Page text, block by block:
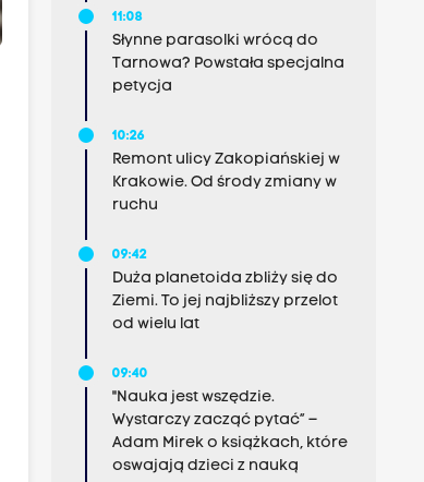
11:08
Słynne parasolki wrócą do
Tarnowa? Powstała specjalna
petycja
10:26
Remont ulicy Zakopiańskiej w
Krakowie. Od środy zmiany w
ruchu
09:42
Duża planetoida zbliży się do
Ziemi. To jej najbliższy przelot
od wielu lat
09:40
"Nauka jest wszędzie.
Wystarczy zacząć pytać” –
Adam Mirek o książkach, które
oswajają dzieci z nauką